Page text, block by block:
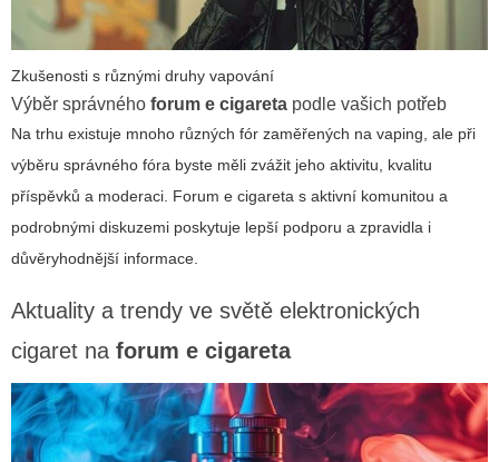
Zkušenosti s různými druhy vapování
Výběr správného forum e cigareta podle vašich potřeb
Na trhu existuje mnoho různých fór zaměřených na vaping, ale při
výběru správného fóra byste měli zvážit jeho aktivitu, kvalitu
příspěvků a moderaci. Forum e cigareta s aktivní komunitou a
podrobnými diskuzemi poskytuje lepší podporu a zpravidla i
důvěryhodnější informace.
Aktuality a trendy ve světě elektronických
cigaret na forum e cigareta